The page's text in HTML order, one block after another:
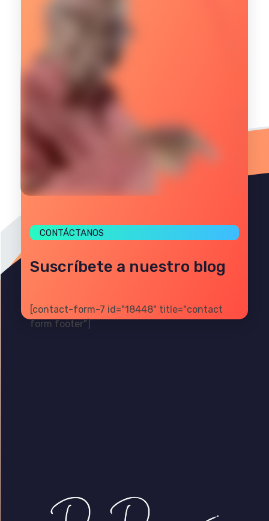
CONTÁCTANOS
Suscríbete a nuestro blog
[contact-form-7 id="18448" title="contact
form footer"]